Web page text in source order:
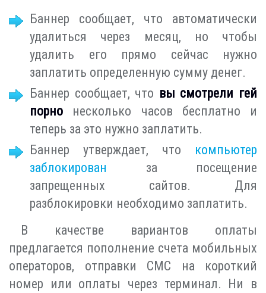
Баннер сообщает, что автоматически
удалиться через месяц, но чтобы
удалить его прямо сейчас нужно
заплатить определенную сумму денег.
Баннер сообщает, что вы смотрели гей
порно несколько часов бесплатно и
теперь за это нужно заплатить.
Баннер утверждает, что компьютер
заблокирован за посещение
запрещенных сайтов. Для
разблокировки необходимо заплатить.
В качестве вариантов оплаты
предлагается пополнение счета мобильных
операторов, отправки СМС на короткий
номер или оплаты через терминал. Ни в